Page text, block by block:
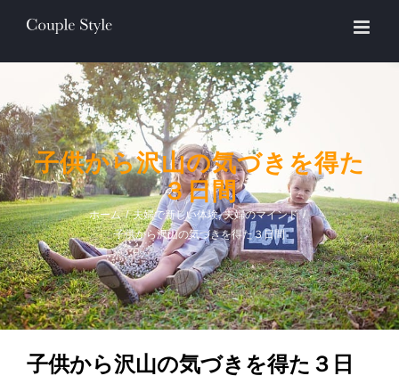
content
子供から沢山の気づきを得た
３日間
ホーム / 夫婦で新しい体験,夫婦のマインド /
子供から沢山の気づきを得た３日間
子供から沢山の気づきを得た３日